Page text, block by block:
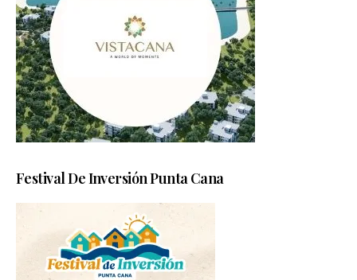
Festival De Inversión Punta Cana